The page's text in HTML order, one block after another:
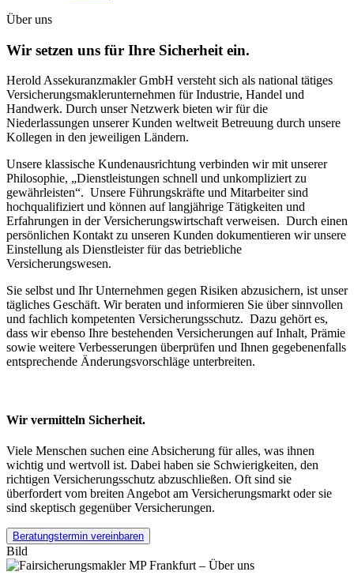
Über uns
Wir setzen uns für Ihre Sicherheit ein.
Herold Assekuranzmakler GmbH versteht sich als national tätiges
Versicherungsmaklerunternehmen für Industrie, Handel und
Handwerk. Durch unser Netzwerk bieten wir für die
Niederlassungen unserer Kunden weltweit Betreuung durch unsere
Kollegen in den jeweiligen Ländern.
Unsere klassische Kundenausrichtung verbinden wir mit unserer
Philosophie, „Dienstleistungen schnell und unkompliziert zu
gewährleisten“. Unsere Führungskräfte und Mitarbeiter sind
hochqualifiziert und können auf langjährige Tätigkeiten und
Erfahrungen in der Versicherungswirtschaft verweisen. Durch einen
persönlichen Kontakt zu unseren Kunden dokumentieren wir unsere
Einstellung als Dienstleister für das betriebliche
Versicherungswesen.
Sie selbst und Ihr Unternehmen gegen Risiken abzusichern, ist unser
tägliches Geschäft. Wir beraten und informieren Sie über sinnvollen
und fachlich kompetenten Versicherungsschutz. Dazu gehört es,
dass wir ebenso Ihre bestehenden Versicherungen auf Inhalt, Prämie
sowie weitere Verbesserungen überprüfen und Ihnen gegebenenfalls
entsprechende Änderungsvorschläge unterbreiten.
Wir vermitteln Sicherheit.
Viele Menschen suchen eine Absicherung für alles, was ihnen
wichtig und wertvoll ist. Dabei haben sie Schwierigkeiten, den
richtigen Versicherungsschutz abzuschließen. Oft sind sie
überfordert vom breiten Angebot am Versicherungsmarkt oder sie
sind skeptisch gegenüber Versicherungen.
Beratungstermin vereinbaren
Bild